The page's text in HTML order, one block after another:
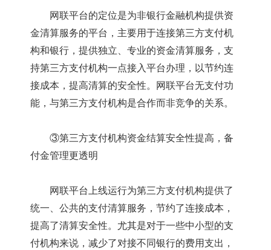
网联平台的定位是为非银行金融机构提供资
金清算服务的平台，主要用于连接第三方支付机
构和银行，提供独立、专业的资金清算服务，支
持第三方支付机构一点接入平台办理，以节约连
接成本，提高清算的安全性。网联平台无支付功
能，与第三方支付机构是合作而非竞争的关系。
③第三方支付机构资金结算安全性提高，备
付金管理更透明
网联平台上线运行为第三方支付机构提供了
统一、公共的支付清算服务，节约了连接成本，
提高了清算安全性。尤其是对于一些中小型的支
付机构来说，减少了对接不同银行的费用支出，